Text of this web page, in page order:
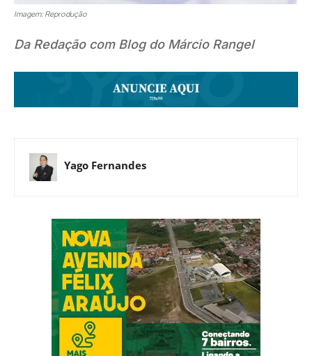
Imagem: Reprodução
Da Redação com Blog do Márcio Rangel
Yago Fernandes